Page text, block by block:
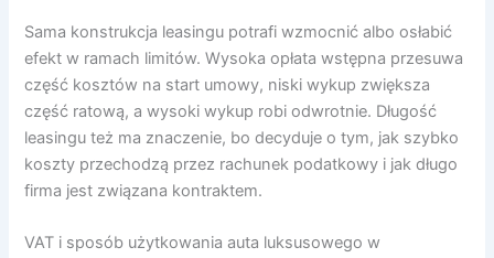
Sama konstrukcja leasingu potrafi wzmocnić albo osłabić
efekt w ramach limitów. Wysoka opłata wstępna przesuwa
część kosztów na start umowy, niski wykup zwiększa
część ratową, a wysoki wykup robi odwrotnie. Długość
leasingu też ma znaczenie, bo decyduje o tym, jak szybko
koszty przechodzą przez rachunek podatkowy i jak długo
firma jest związana kontraktem.
VAT i sposób użytkowania auta luksusowego w